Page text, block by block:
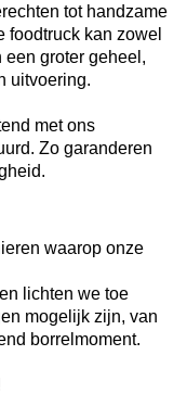
tot handzame
foodtruck kan zowel
een groter geheel,
uitvoering.
met ons
Zo garanderen
waarop onze
lichten we toe
mogelijk zijn, van
borrelmoment.